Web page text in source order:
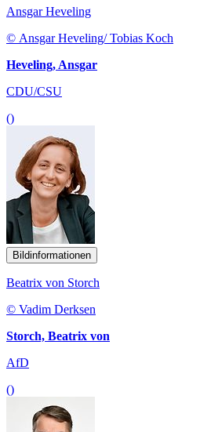
Ansgar Heveling
© Ansgar Heveling/ Tobias Koch
Heveling, Ansgar
CDU/CSU
()
Bildinformationen
Beatrix von Storch
© Vadim Derksen
Storch, Beatrix von
AfD
()